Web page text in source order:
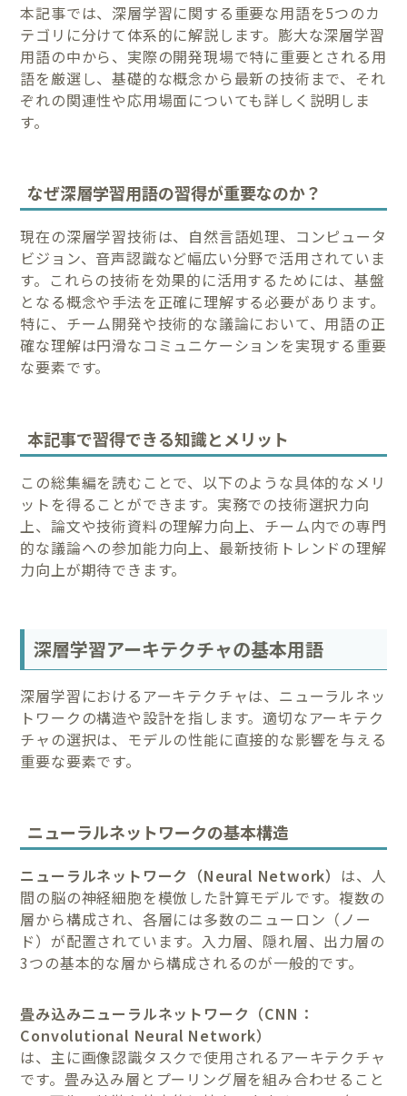
本記事では、深層学習に関する重要な用語を5つのカ
テゴリに分けて体系的に解説します。膨大な深層学習
用語の中から、実際の開発現場で特に重要とされる用
語を厳選し、基礎的な概念から最新の技術まで、それ
ぞれの関連性や応用場面についても詳しく説明しま
す。
なぜ深層学習用語の習得が重要なのか？
現在の深層学習技術は、自然言語処理、コンピュータ
ビジョン、音声認識など幅広い分野で活用されていま
す。これらの技術を効果的に活用するためには、基盤
となる概念や手法を正確に理解する必要があります。
特に、チーム開発や技術的な議論において、用語の正
確な理解は円滑なコミュニケーションを実現する重要
な要素です。
本記事で習得できる知識とメリット
この総集編を読むことで、以下のような具体的なメリ
ットを得ることができます。実務での技術選択力向
上、論文や技術資料の理解力向上、チーム内での専門
的な議論への参加能力向上、最新技術トレンドの理解
力向上が期待できます。
深層学習アーキテクチャの基本用語
深層学習におけるアーキテクチャは、ニューラルネッ
トワークの構造や設計を指します。適切なアーキテク
チャの選択は、モデルの性能に直接的な影響を与える
重要な要素です。
ニューラルネットワークの基本構造
ニューラルネットワーク（Neural Network） は、人
間の脳の神経細胞を模倣した計算モデルです。複数の
層から構成され、各層には多数のニューロン（ノー
ド）が配置されています。入力層、隠れ層、出力層の
3つの基本的な層から構成されるのが一般的です。
畳み込みニューラルネットワーク（CNN：
Convolutional Neural Network）
は、主に画像認識タスクで使用されるアーキテクチャ
です。畳み込み層とプーリング層を組み合わせること